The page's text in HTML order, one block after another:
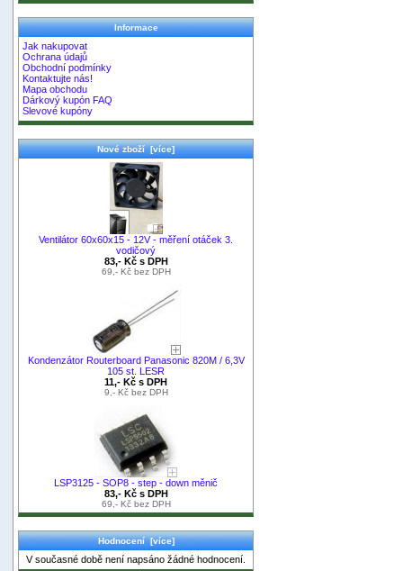
Informace
Jak nakupovat
Ochrana údajů
Obchodní podmínky
Kontaktujte nás!
Mapa obchodu
Dárkový kupón FAQ
Slevové kupóny
Nové zboží [více]
Ventilátor 60x60x15 - 12V - měření otáček 3.
vodičový
83,- Kč s DPH
69,- Kč bez DPH
Kondenzátor Routerboard Panasonic 820M / 6,3V
105 st. LESR
11,- Kč s DPH
9,- Kč bez DPH
LSP3125 - SOP8 - step - down měnič
83,- Kč s DPH
69,- Kč bez DPH
Hodnocení [více]
V současné době není napsáno žádné hodnocení.